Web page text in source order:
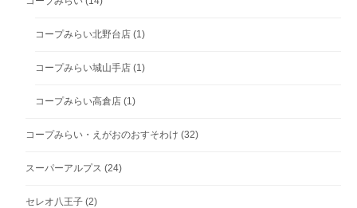
コープみらい北野台店 (1)
コープみらい城山手店 (1)
コープみらい高倉店 (1)
コープみらい・えがおのおすそわけ (32)
スーパーアルプス (24)
セレオ八王子 (2)